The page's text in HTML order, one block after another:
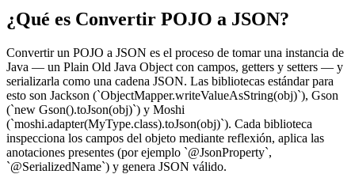
¿Qué es Convertir POJO a JSON?
Convertir un POJO a JSON es el proceso de tomar una instancia de
Java — un Plain Old Java Object con campos, getters y setters — y
serializarla como una cadena JSON. Las bibliotecas estándar para
esto son Jackson (`ObjectMapper.writeValueAsString(obj)`), Gson
(`new Gson().toJson(obj)`) y Moshi
(`moshi.adapter(MyType.class).toJson(obj)`). Cada biblioteca
inspecciona los campos del objeto mediante reflexión, aplica las
anotaciones presentes (por ejemplo `@JsonProperty`,
`@SerializedName`) y genera JSON válido.